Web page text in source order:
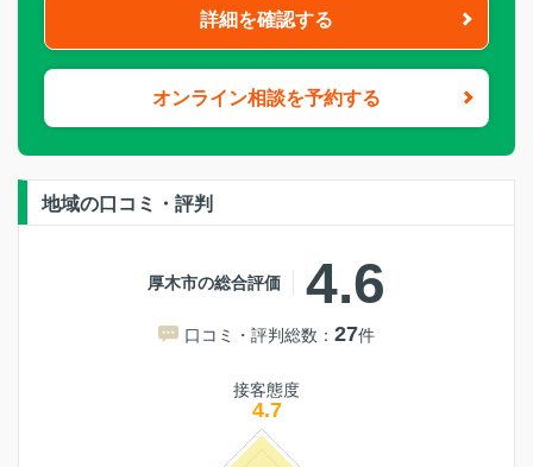
詳細を確認する
オンライン相談を予約する
地域の口コミ・評判
厚木市の総合評価 4.6
口コミ・評判総数：27件
接客態度
4.7